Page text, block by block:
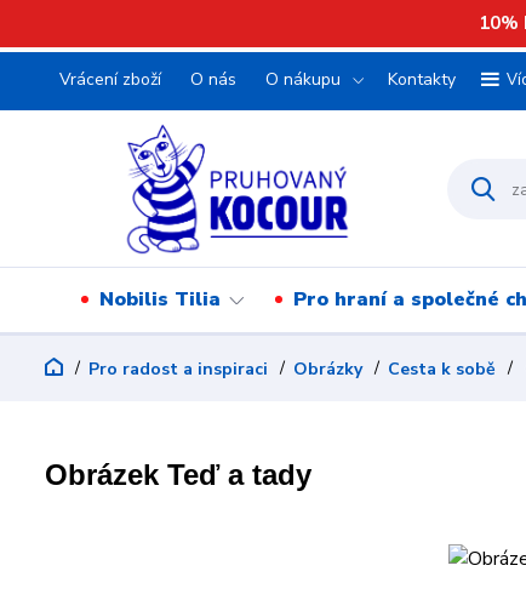
10%
Vrácení zboží O nás O nákupu Kontakty
Nobilis Tilia Pro hraní a společné
Pro radost a inspiraci Obrázky Cesta k sobě
Obrázek Teď a tady